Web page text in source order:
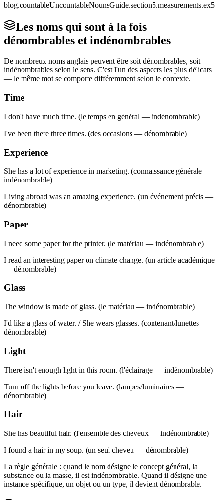
blog.countableUncountableNounsGuide.section5.measurements.ex5
Les noms qui sont à la fois
dénombrables et indénombrables
De nombreux noms anglais peuvent être soit dénombrables, soit
indénombrables selon le sens. C'est l'un des aspects les plus délicats
— le même mot se comporte différemment selon le contexte.
Time
I don't have much time. (le temps en général — indénombrable)
I've been there three times. (des occasions — dénombrable)
Experience
She has a lot of experience in marketing. (connaissance générale —
indénombrable)
Living abroad was an amazing experience. (un événement précis —
dénombrable)
Paper
I need some paper for the printer. (le matériau — indénombrable)
I read an interesting paper on climate change. (un article académique
— dénombrable)
Glass
The window is made of glass. (le matériau — indénombrable)
I'd like a glass of water. / She wears glasses. (contenant/lunettes —
dénombrable)
Light
There isn't enough light in this room. (l'éclairage — indénombrable)
Turn off the lights before you leave. (lampes/luminaires —
dénombrable)
Hair
She has beautiful hair. (l'ensemble des cheveux — indénombrable)
I found a hair in my soup. (un seul cheveu — dénombrable)
La règle générale : quand le nom désigne le concept général, la
substance ou la masse, il est indénombrable. Quand il désigne une
instance spécifique, un objet ou un type, il devient dénombrable.